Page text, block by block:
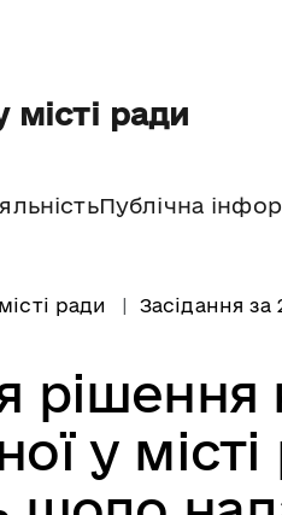
місті ради
Публічна
ради Засідання за
у місті